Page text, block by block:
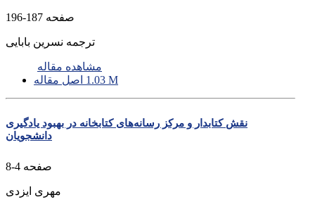
صفحه 187-196
ترجمه نسرین بابایی
مشاهده مقاله
1.03 M
نقش کتابدار و مرکز رسانه‌های کتابخانه در بهبود یادگیری
دانشجویان
صفحه 4-8
مهری ایزدی